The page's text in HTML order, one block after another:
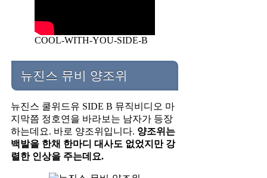
COOL-WITH-YOU-SIDE-B
뉴진스 뮤비 양조위
뉴진스 쿨위드유 SIDE B 뮤직비디오 마
지막쯤 정호연을 바라보는 남자가 등장
하는데요. 바로 양조위입니다. 양조위는
백발을 한채 한마디 대사도 없었지만 강
렬한 인상을 주는데요.